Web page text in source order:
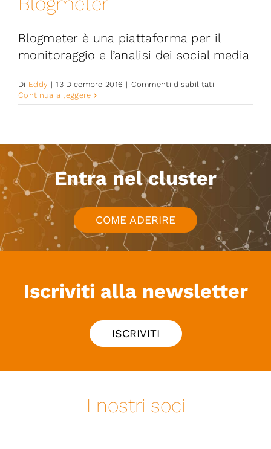
Iniziative
News ed Eventi
Contatti
Piattaforma SmartCommunities
Blogmeter è una piattaforma per il
monitoraggio e l’analisi dei social media
Di Eddy | 13 Dicembre 2016 | Commenti disabilitatisu
Continua a leggere
Entra nel cluster
COME ADERIRE
Iscriviti alla newsletter
ISCRIVITI
I nostri soci